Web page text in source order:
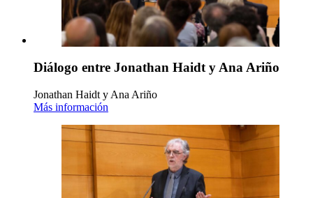
Diálogo entre Jonathan Haidt y Ana Ariño
Jonathan Haidt y Ana Ariño
Más información